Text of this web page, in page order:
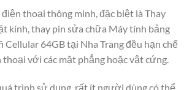
thoại thông minh, đặc biệt là Thay
kính, thay pin sửa chữa Máy tính bảng
Cellular 64GB tại Nha Trang đều hạn chế
thoại với các mặt phẳng hoặc vật cứng.
trình sử dụng, rất ít người dùng có thể